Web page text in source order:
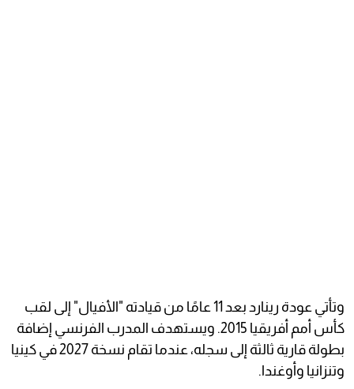
وتأتي عودة رينارد بعد 11 عامًا من قيادته "الأفيال" إلى لقب
كأس أمم أفريقيا 2015. ويستهدف المدرب الفرنسي إضافة
بطولة قارية ثالثة إلى سجله، عندما تقام نسخة 2027 في كينيا
وتنزانيا وأوغندا.